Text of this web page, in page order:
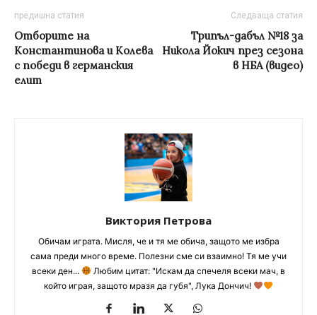
предишна статия
Отборите на
Константинова и Колева
с победи в германския
елит
Следваща статия
Трипъл-дабъл №18 за
Никола Йокич през сезона
в НБА (видео)
Виктория Петрова
Обичам играта. Мисля, че и тя ме обича, защото ме избра
сама преди много време. Полезни сме си взаимно! Тя ме учи
всеки ден...
Любим цитат: "Искам да спечеля всеки мач, в
който играя, защото мразя да губя", Лука Дончич!